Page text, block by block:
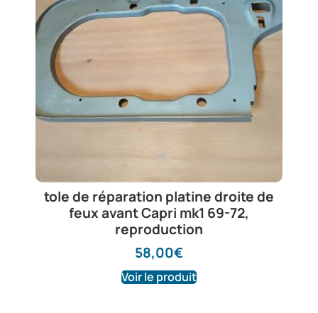
tole de réparation platine droite de
feux avant Capri mk1 69-72,
reproduction
58,00€
Voir le produit